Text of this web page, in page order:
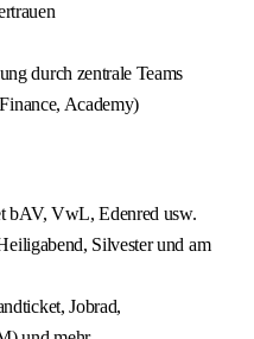
durch zentrale Teams
Academy)
bAV, VwL, Edenred usw.
Silvester und am
Jobrad,